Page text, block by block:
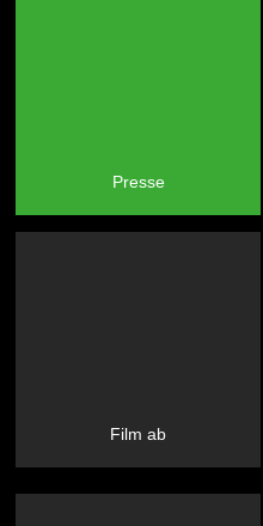
Presse
Film ab